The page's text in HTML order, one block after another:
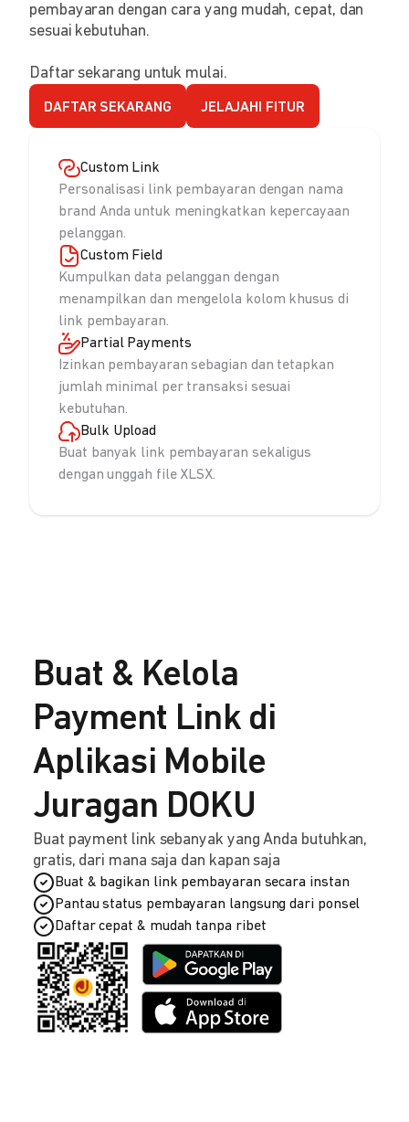
pembayaran dengan cara yang mudah, cepat, dan
sesuai kebutuhan.
Daftar sekarang untuk mulai.
DAFTAR SEKARANG JELAJAHI FITUR
Custom Link
Personalisasi link pembayaran dengan nama
brand Anda untuk meningkatkan kepercayaan
pelanggan.
Custom Field
Kumpulkan data pelanggan dengan
menampilkan dan mengelola kolom khusus di
link pembayaran.
Partial Payments
Izinkan pembayaran sebagian dan tetapkan
jumlah minimal per transaksi sesuai
kebutuhan.
Bulk Upload
Buat banyak link pembayaran sekaligus
dengan unggah file XLSX.
Buat & Kelola
Payment Link di
Aplikasi Mobile
Juragan DOKU
Buat payment link sebanyak yang Anda butuhkan,
gratis, dari mana saja dan kapan saja
Buat & bagikan link pembayaran secara instan
Pantau status pembayaran langsung dari ponsel
Daftar cepat & mudah tanpa ribet